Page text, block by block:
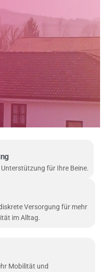
für Ihre Beine.
Versorgung für mehr
im Alltag.
Mobilität und